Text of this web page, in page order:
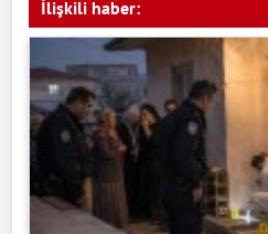
İlişkili haber: